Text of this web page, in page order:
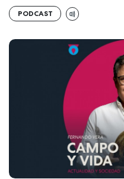
PODCAST